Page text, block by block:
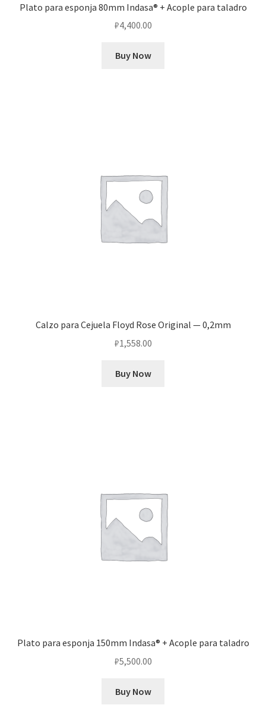
Plato para esponja 80mm Indasa® + Acople para taladro
₽4,400.00
Buy Now
Calzo para Cejuela Floyd Rose Original — 0,2mm
₽1,558.00
Buy Now
Plato para esponja 150mm Indasa® + Acople para taladro
₽5,500.00
Buy Now